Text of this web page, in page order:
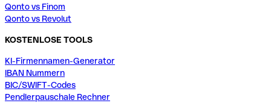
Qonto vs Finom
Qonto vs Revolut
KOSTENLOSE TOOLS
KI-Firmennamen-Generator
IBAN Nummern
BIC/SWIFT-Codes
Pendlerpauschale Rechner